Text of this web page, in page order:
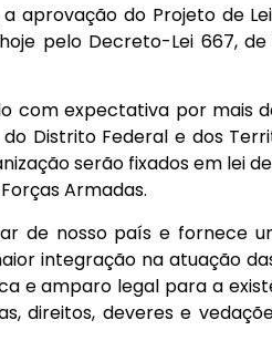
aprovação do Projeto de
pelo Decreto-Lei 667, de
com expectativa por mais
Distrito Federal e dos
serão fixados em lei
Armadas.
de nosso país e fornece
integração na atuação
e amparo legal para a
direitos, deveres e